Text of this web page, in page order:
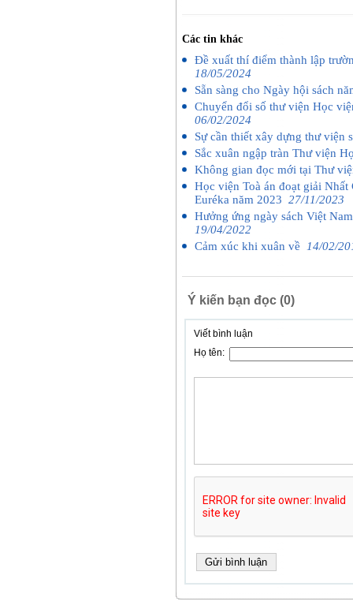
Các tin khác
Đề xuất thí điểm thành lập
18/05/2024
Sẵn sàng cho Ngày hội sách
Chuyển đổi số thư viện Học
06/02/2024
Sự cần thiết xây dựng thư viện
Sắc xuân ngập tràn Thư viện
Không gian đọc mới tại Thư
Học viện Toà án đoạt giải
Euréka năm 2023 27/11/2023
Hưởng ứng ngày sách Việt
19/04/2022
Cảm xúc khi xuân về 14/02/
Ý kiến bạn đọc (0)
Viết bình luận
Họ tên: